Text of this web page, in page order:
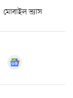
মোবাইল ভ্যাস